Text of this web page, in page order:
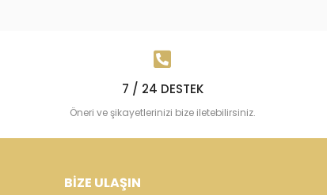
7 / 24 DESTEK
Öneri ve şikayetlerinizi bize iletebilirsiniz.
BİZE ULAŞIN